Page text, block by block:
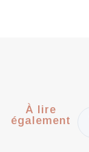
À lire
également